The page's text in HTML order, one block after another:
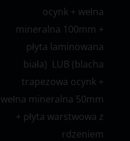
ocynk + wełna
mineralna 100mm +
płyta laminowana
biała) LUB (blacha
trapezowa ocynk +
wełna mineralna 50mm
+ płyta warstwowa z
rdzeniem